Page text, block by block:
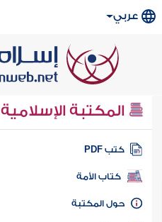
عربي
المكتبة الإسلامية
كتب PDF
كتاب الأمة